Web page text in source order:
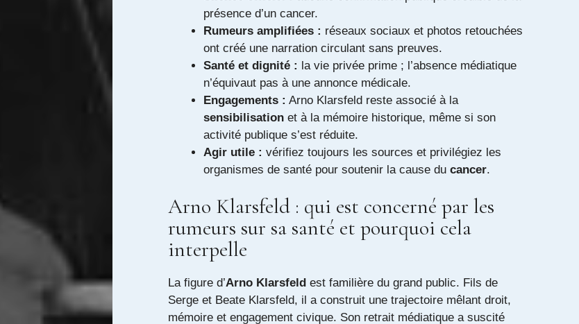
présence d’un cancer.
Rumeurs amplifiées : réseaux sociaux et photos retouchées
ont créé une narration circulant sans preuves.
Santé et dignité : la vie privée prime ; l’absence médiatique
n’équivaut pas à une annonce médicale.
Engagements : Arno Klarsfeld reste associé à la
sensibilisation et à la mémoire historique, même si son
activité publique s’est réduite.
Agir utile : vérifiez toujours les sources et privilégiez les
organismes de santé pour soutenir la cause du cancer.
Arno Klarsfeld : qui est concerné par les
rumeurs sur sa santé et pourquoi cela
interpelle
La figure d’Arno Klarsfeld est familière du grand public. Fils de
Serge et Beate Klarsfeld, il a construit une trajectoire mêlant droit,
mémoire et engagement civique. Son retrait médiatique a suscité